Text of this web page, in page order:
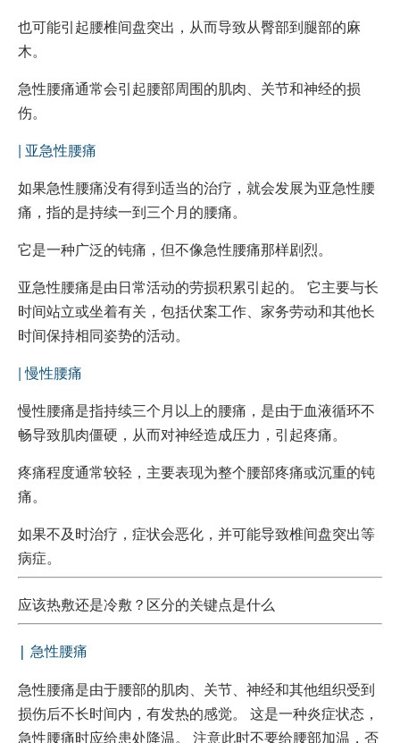
也可能引起腰椎间盘突出，从而导致从臀部到腿部的麻
木。
急性腰痛通常会引起腰部周围的肌肉、关节和神经的损
伤。
| 亚急性腰痛
如果急性腰痛没有得到适当的治疗，就会发展为亚急性腰
痛，指的是持续一到三个月的腰痛。
它是一种广泛的钝痛，但不像急性腰痛那样剧烈。
亚急性腰痛是由日常活动的劳损积累引起的。 它主要与长
时间站立或坐着有关，包括伏案工作、家务劳动和其他长
时间保持相同姿势的活动。
| 慢性腰痛
慢性腰痛是指持续三个月以上的腰痛，是由于血液循环不
畅导致肌肉僵硬，从而对神经造成压力，引起疼痛。
疼痛程度通常较轻，主要表现为整个腰部疼痛或沉重的钝
痛。
如果不及时治疗，症状会恶化，并可能导致椎间盘突出等
病症。
应该热敷还是冷敷？区分的关键点是什么
| 急性腰痛
急性腰痛是由于腰部的肌肉、关节、神经和其他组织受到
损伤后不长时间内，有发热的感觉。 这是一种炎症状态，
急性腰痛时应给患处降温。
注意此时不要给腰部加温，否